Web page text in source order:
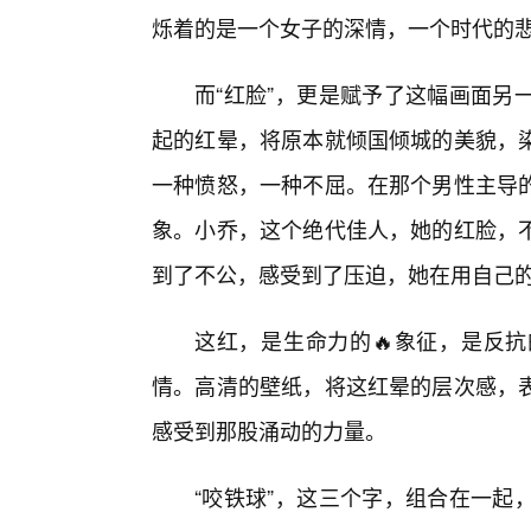
烁着的是一个女子的深情，一个时代的
而“红脸”，更是赋予了这幅画面
起的红晕，将原本就倾国倾城的美貌
一种愤怒，一种不屈。在那个男性主
象。小乔，这个绝代佳人，她的红脸
到了不公，感受到了压迫，她在用自己
这红，是生命力的🔥象征，是反
情。高清的壁纸，将这红晕的层次感
感受到那股涌动的力量。
“咬铁球”，这三个字，组合在一